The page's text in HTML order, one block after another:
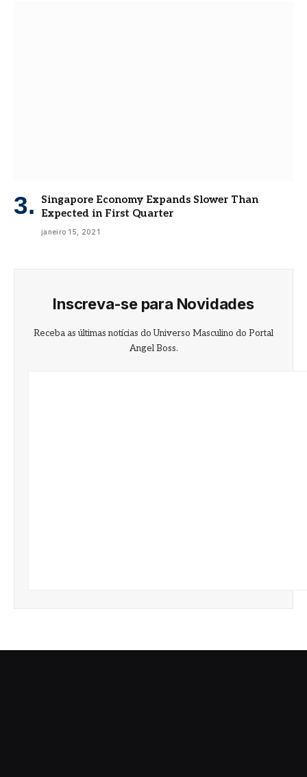
Singapore Economy Expands Slower Than
Expected in First Quarter
janeiro 15, 2021
Inscreva-se para Novidades
Receba as últimas notícias do Universo Masculino do Portal
Angel Boss.